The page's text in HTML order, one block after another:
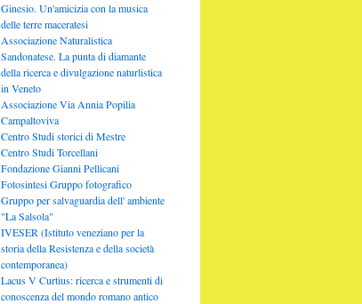
Ginesio. Un'amicizia con la musica
delle terre maceratesi
Associazione Naturalistica
Sandonatese. La punta di diamante
della ricerca e divulgazione naturlistica
in Veneto
Associazione Via Annia Popilia
Campaltoviva
Centro Studi storici di Mestre
Centro Studi Torcellani
Fondazione Gianni Pellicani
Fotosintesi Gruppo fotografico
Gruppo per salvaguardia dell' ambiente
"La Salsola"
IVESER (Istituto veneziano per la
storia della Resistenza e della società
contemporanea)
Lacus V Curtius: ricerca e strumenti di
conoscenza del mondo romano antico